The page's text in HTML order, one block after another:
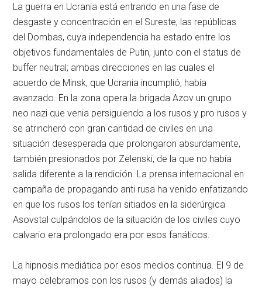
La guerra en Ucrania está entrando en una fase de
desgaste y concentración en el Sureste, las repúblicas
del Dombas, cuya independencia ha estado entre los
objetivos fundamentales de Putin, junto con el status de
buffer neutral; ambas direcciones en las cuales el
acuerdo de Minsk, que Ucrania incumplió, había
avanzado. En la zona opera la brigada Azov un grupo
neo nazi que venia persiguiendo a los rusos y pro rusos y
se atrincheró con gran cantidad de civiles en una
situación desesperada que prolongaron absurdamente,
también presionados por Zelenski, de la que no había
salida diferente a la rendición. La prensa internacional en
campaña de propagando anti rusa ha venido enfatizando
en que los rusos los tenían sitiados en la siderúrgica
Asovstal culpándolos de la situación de los civiles cuyo
calvario era prolongado era por esos fanáticos.
La hipnosis mediática por esos medios continua. El 9 de
mayo celebramos con los rusos (y demás aliados) la